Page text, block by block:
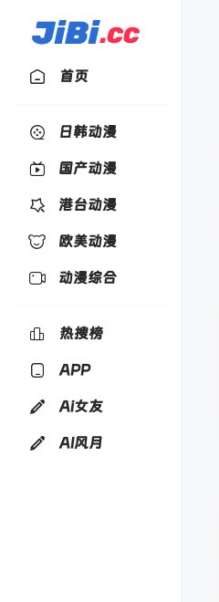
首页
日韩动漫
国产动漫
港台动漫
欧美动漫
动漫综合
热搜榜
APP
Ai女友
AI风月